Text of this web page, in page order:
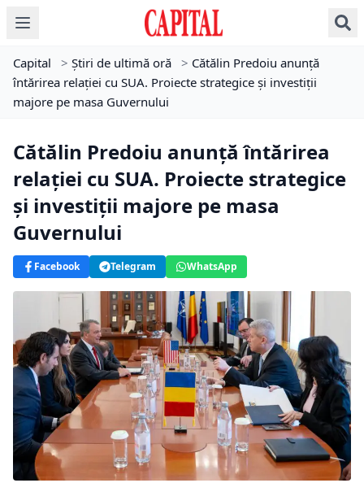
Capital > Știri de ultimă oră > Cătălin Predoiu anunță
întărirea relației cu SUA. Proiecte strategice și investiții
majore pe masa Guvernului
Cătălin Predoiu anunță întărirea
relației cu SUA. Proiecte strategice
și investiții majore pe masa
Guvernului
Facebook Telegram WhatsApp